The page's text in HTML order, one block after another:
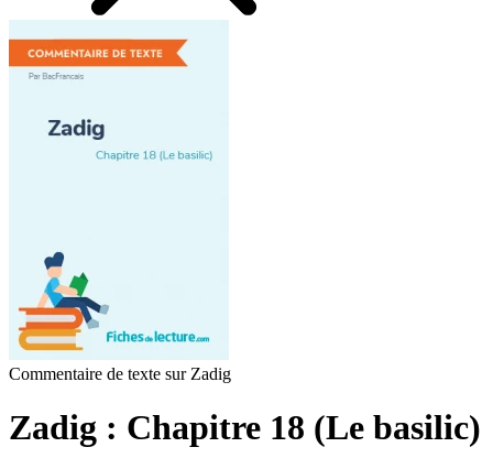
Commentaire de texte sur Zadig
Zadig : Chapitre 18 (Le basilic)